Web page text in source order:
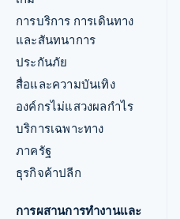
การบริการ การเดินทาง
และสันทนาการ
ประกันภัย
สื่อและความบันเทิง
องค์กรไม่แสวงผลกำไร
บริการเฉพาะทาง
ภาครัฐ
ธุรกิจค้าปลีก
การผสานการทำงานและ